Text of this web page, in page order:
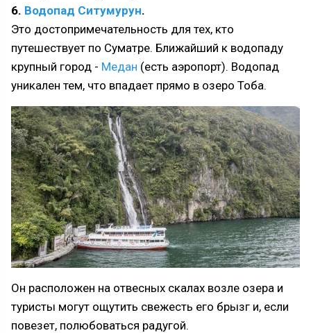
6. Водопад Ситумурун.
Это достопримечательность для тех, кто
путешествует по Суматре. Ближайший к водопаду
крупный город - Медан (есть аэропорт). Водопад
уникален тем, что впадает прямо в озеро Тоба.
Он расположен на отвесных скалах возле озера и
туристы могут ощутить свежесть его брызг и, если
повезет, полюбоваться радугой.